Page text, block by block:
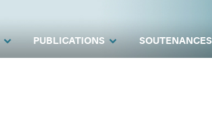
PUBLICATIONS SOUTENANCES